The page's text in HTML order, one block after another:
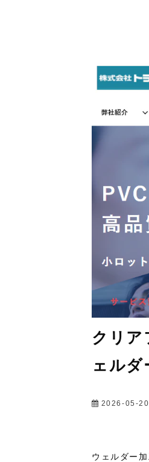
クリア
ェルダ
2026-05-
ウェルダー